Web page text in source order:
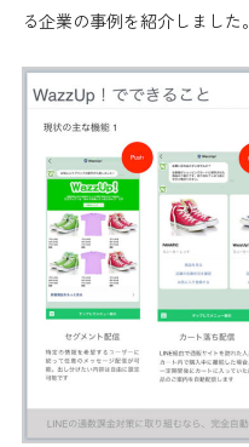
る企業の事例を紹介しました。